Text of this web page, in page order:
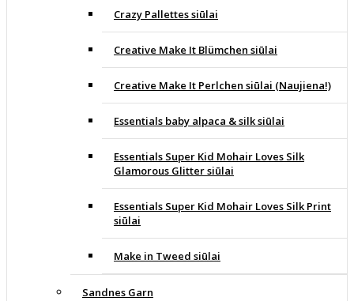
Crazy Pallettes siūlai
Creative Make It Blümchen siūlai
Creative Make It Perlchen siūlai (Naujiena!)
Essentials baby alpaca & silk siūlai
Essentials Super Kid Mohair Loves Silk
Glamorous Glitter siūlai
Essentials Super Kid Mohair Loves Silk Print
siūlai
Make in Tweed siūlai
Sandnes Garn